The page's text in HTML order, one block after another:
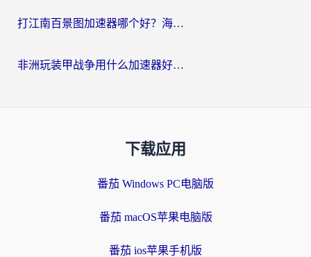
打江南百景图加速器哪个好？海外党踩坑N次后，终于找到不卡的秘诀
非洲玩装甲战争用什么加速器好？海外党亲测有效的国服游戏加速方案
下载应用
番茄 Windows PC电脑版
番茄 macOS苹果电脑版
番茄 ios苹果手机版